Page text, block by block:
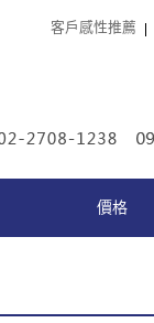
客戶感性推薦
價格